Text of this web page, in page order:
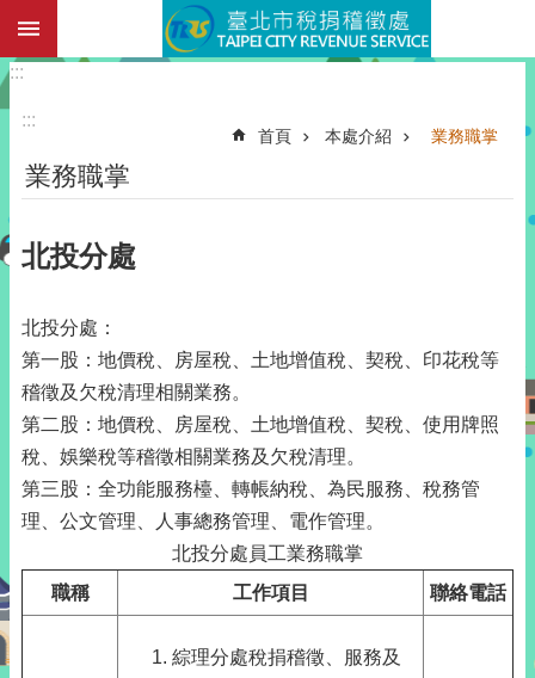
跳到主要內容區塊
:::
:::
首頁 本處介紹 業務職掌
業務職掌
北投分處
北投分處：
第一股：地價稅、房屋稅、土地增值稅、契稅、印花稅等
稽徵及欠稅清理相關業務。
第二股：地價稅、房屋稅、土地增值稅、契稅、使用牌照
稅、娛樂稅等稽徵相關業務及欠稅清理。
第三股：全功能服務檯、轉帳納稅、為民服務、稅務管
理、公文管理、人事總務管理、電作管理。
職稱 工作項目 聯絡電話
北投分處員工業務職掌
綜理分處稅捐稽徵、服務及